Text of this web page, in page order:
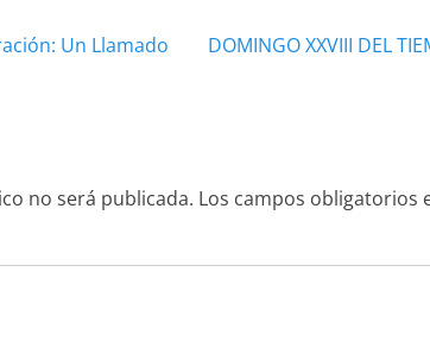
Un Llamado
Entrada
DOMINGO XXVIII DEL
no será publicada. Los campos obligatorios